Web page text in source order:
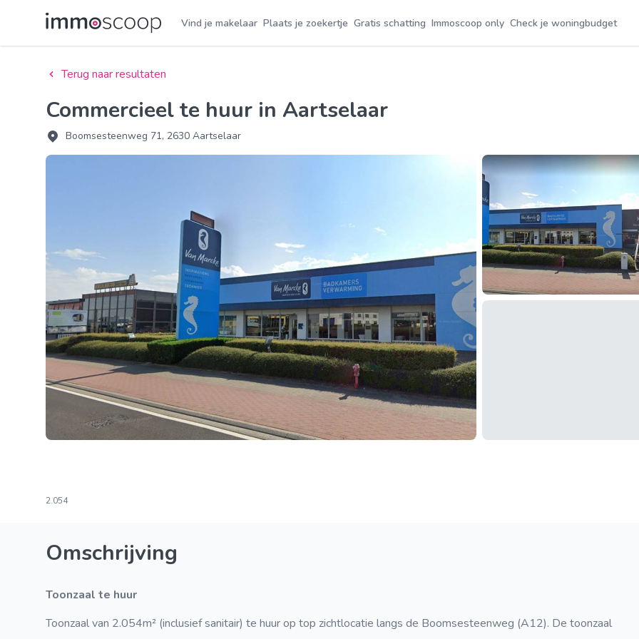
Vind je makelaar Plaats je zoekertje Gratis schatting Immoscoop only Check je woningbudget
Terug naar resultaten
Commercieel te huur in Aartselaar
Boomsesteenweg 71, 2630 Aartselaar
2.054
Omschrijving
Toonzaal te huur
Toonzaal van 2.054m² (inclusief sanitair) te huur op top zichtlocatie langs de Boomsesteenweg (A12). De toonzaal